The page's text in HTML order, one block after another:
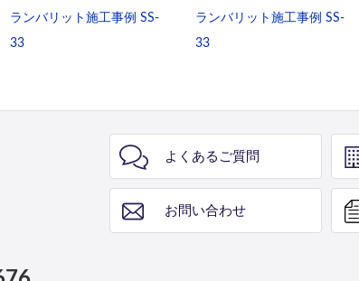
ランバリット施工事例 SS-
33
ランバリット施工事例 SS-
33
よくあるご質問
お問い合わせ